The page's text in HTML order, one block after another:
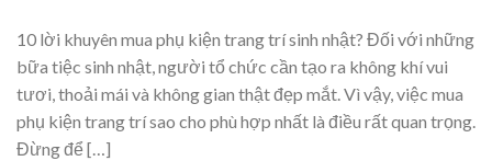
10 lời khuyên mua phụ kiện trang trí sinh nhật? Đối với những
bữa tiệc sinh nhật, người tổ chức cần tạo ra không khí vui
tươi, thoải mái và không gian thật đẹp mắt. Vì vậy, việc mua
phụ kiện trang trí sao cho phù hợp nhất là điều rất quan trọng.
Đừng để […]